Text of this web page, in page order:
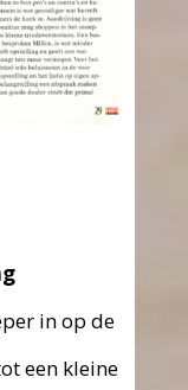
in op de
een kleine